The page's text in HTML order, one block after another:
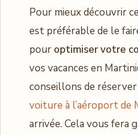
Pour mieux découvrir
est préférable de le
pour optimiser votre
vos vacances en
conseillons de
voiture à l’aéroport de
arrivée. Cela vous fera